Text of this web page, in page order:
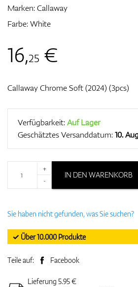
Marken:Callaway
Farbe: White
16,25 €
Callaway Chrome Soft (2024) (3pcs)
Verfügbarkeit:Auf Lager
Geschätztes Versanddatum:10.
+
-
IN DEN WARENKORB
Sie haben nicht gefunden, was Sie suchen?
✓ Über 10.000 Produkte
Teile auf: Facebook
Lieferung 5.95 €